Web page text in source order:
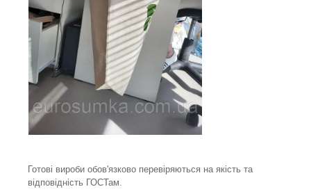
Готові вироби обов'язково перевіряються на якість та
відповідність ГОСТам.